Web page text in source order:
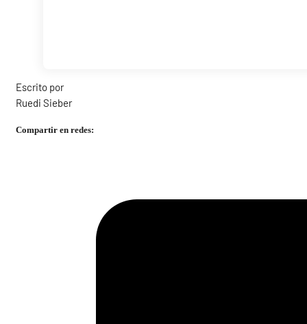
Escrito por
Ruedi Sieber
Compartir en redes: